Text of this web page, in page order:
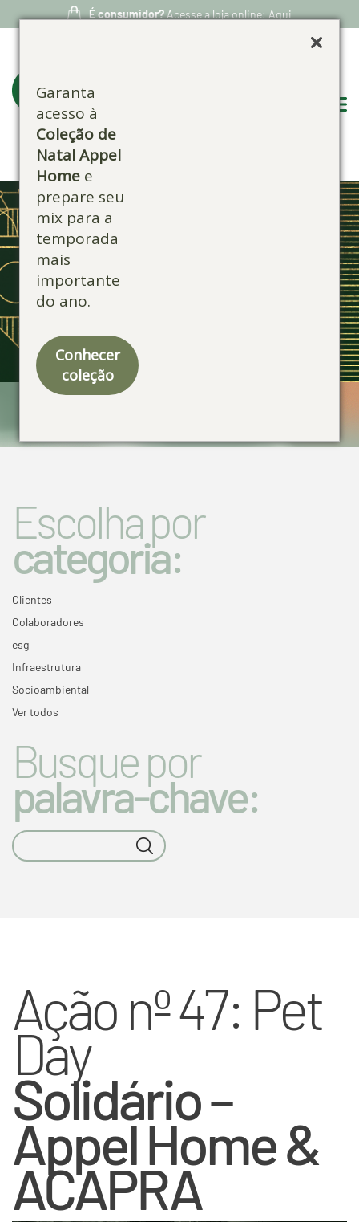
Garanta
acesso à
Coleção de
Natal Appel
Home e
prepare seu
mix para a
temporada
mais
importante
do ano.
Conhecer
coleção
É consumidor?Acesse a loja online: Aqui
Escolha por
categoria:
Clientes
Colaboradores
esg
Infraestrutura
Socioambiental
Ver todos
Busque por
palavra-chave:
Ação nº 47: Pet
Day
Solidário –
Appel Home &
ACAPRA